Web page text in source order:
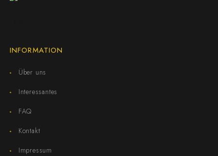
INFORMATION
Über uns
Interessantes
FAQ
Kontakt
Impressum